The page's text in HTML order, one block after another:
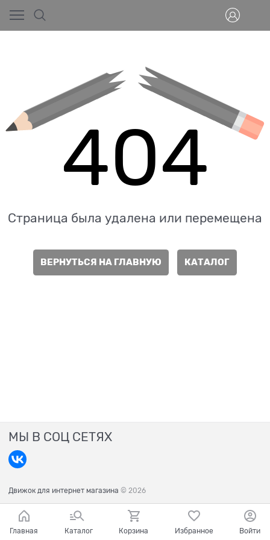
404
Страница была удалена или перемещена
ВЕРНУТЬСЯ НА ГЛАВНУЮ КАТАЛОГ
МЫ В СОЦ СЕТЯХ
Движок для интернет магазина © 2026
Главная Каталог Корзина Избранное Войти